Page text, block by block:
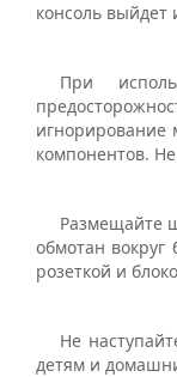
консоль выйдет
При
игнорирование
компонентов.
Размещайте
обмотан вокруг
розеткой и
Не
детям и